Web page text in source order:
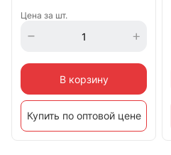
Цена за шт.
В корзину
Купить по оптовой цене